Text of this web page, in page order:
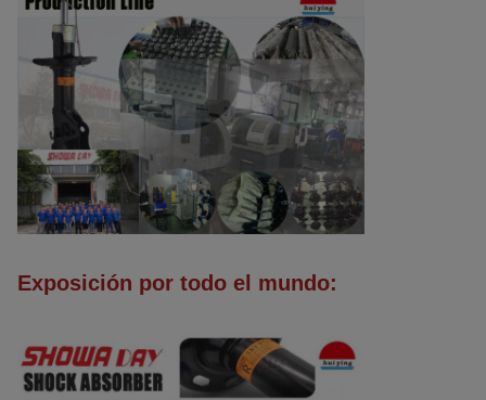
Exposición por todo el mundo: